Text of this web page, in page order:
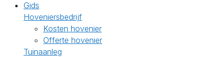
Gids
Hoveniersbedrijf
Kosten hovenier
Offerte hovenier
Tuinaanleg